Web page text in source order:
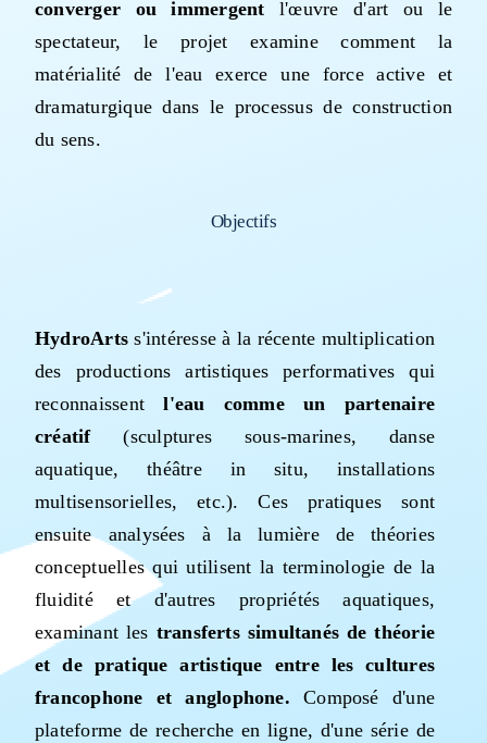
converger ou immergent l'œuvre d'art ou le
spectateur, le projet examine comment la
matérialité de l'eau exerce une force active et
dramaturgique dans le processus de construction
du sens.
Objectifs
HydroArts s'intéresse à la récente multiplication
des productions artistiques performatives qui
reconnaissentl'eau comme un partenaire
créatif(sculptures sous-marines, danse
aquatique, théâtre in situ, installations
multisensorielles, etc.). Ces pratiques sont
ensuite analysées à la lumière de théories
conceptuelles qui utilisent la terminologie de la
fluidité et d'autres propriétés aquatiques,
examinant les transferts simultanés de théorie
et de pratique artistique entre les cultures
francophone et anglophone. Composé d'une
plateforme de recherche en ligne, d'une série de